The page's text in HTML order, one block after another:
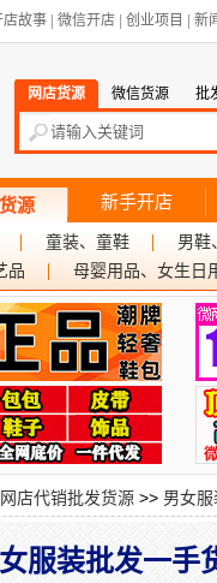
店故事 微信开店 创业项目 新
网店货源 微信货源 批
源 新手开店
童装、童鞋 男鞋
品
母婴用品、女生日
网店代销批发货源 >> 男女
服装批发一手